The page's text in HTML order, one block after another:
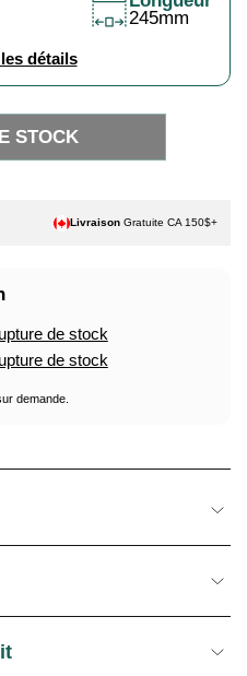
245mm
détails
STOCK
Livraison Gratuite CA 150$+
de stock
de stock
demande.